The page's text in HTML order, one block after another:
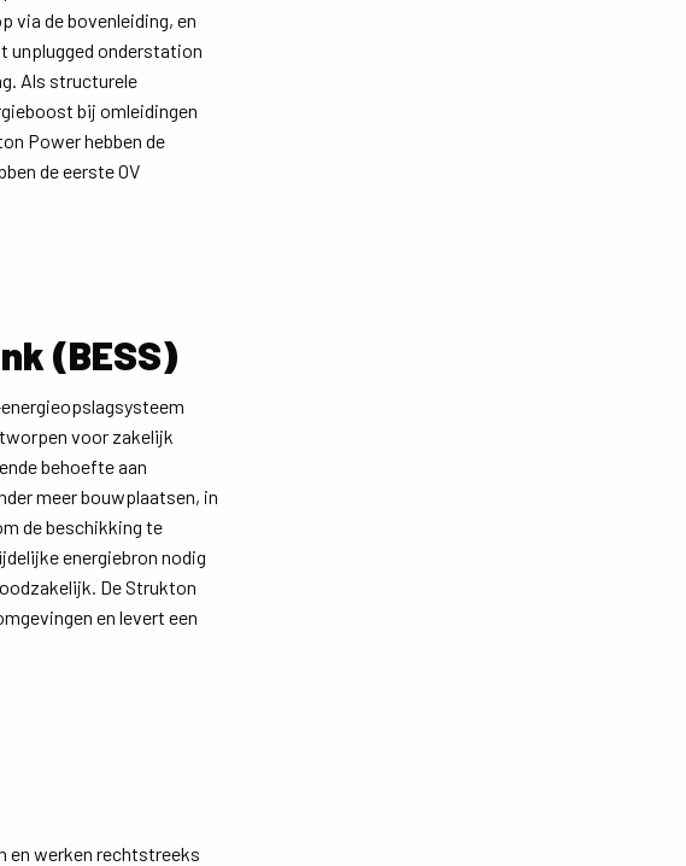
via de bovenleiding, en
unplugged onderstation
Als structurele
bij omleidingen
Power hebben de
de eerste OV
(BESS)
voor zakelijk
behoefte aan
meer bouwplaatsen, in
de beschikking te
energiebron nodig
De Strukton
en levert een
en werken rechtstreeks